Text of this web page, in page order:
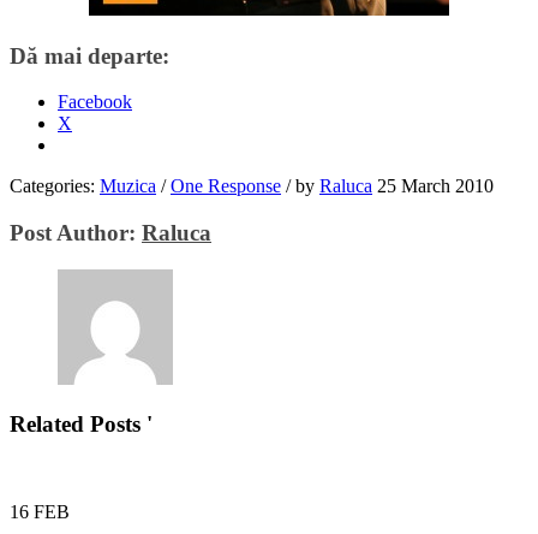
Dă mai departe:
Facebook
X
Categories: Muzica / One Response /by Raluca 25 March 2010
Post Author: Raluca
Related Posts '
16 FEB